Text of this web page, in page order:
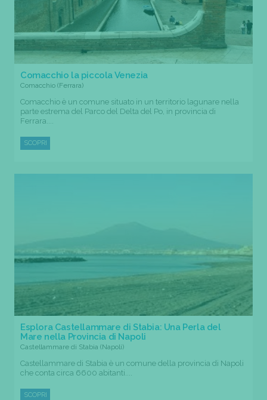
Comacchio la piccola Venezia
Comacchio (Ferrara)
Comacchio è un comune situato in un territorio lagunare nella
parte estrema del Parco del Delta del Po, in provincia di
Ferrara....
SCOPRI
Esplora Castellammare di Stabia: Una Perla del
Mare nella Provincia di Napoli
Castellammare di Stabia (Napoli)
Castellammare di Stabia è un comune della provincia di Napoli
che conta circa 6600 abitanti....
SCOPRI